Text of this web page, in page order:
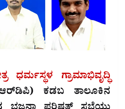
ಧರ್ಮಸ್ಥಳ ಗ್ರಾಮಾಭಿವೃದ್ಧಿ
ಕಡಬ ತಾಲೂಕಿನ